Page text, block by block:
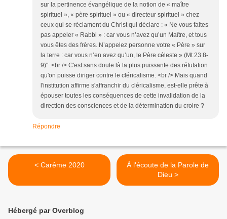
sur la pertinence évangélique de la notion de « maître
spirituel », « père spirituel » ou « directeur spirituel » chez
ceux qui se réclament du Christ qui déclare : « Ne vous faites
pas appeler « Rabbi » : car vous n’avez qu’un Maître, et tous
vous êtes des frères. N’appelez personne votre « Père » sur
la terre : car vous n’en avez qu’un, le Père céleste » (Mt 23 8-
9)"..<br /> C'est sans doute là la plus puissante des réfutation
qu'on puisse diriger contre le cléricalisme. <br /> Mais quand
l'institution affirme s'affranchir du cléricalisme, est-elle prête à
épouser toutes les conséquences de cette invalidation de la
direction des consciences et de la détermination du croire ?
Répondre
< Carême 2020
À l'écoute de la Parole de
Dieu >
Hébergé par Overblog